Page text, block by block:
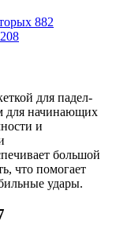
882
208
для падел-
для начинающих
и
большой
что помогает
удары.